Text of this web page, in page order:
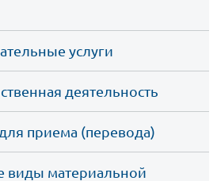
услуги
деятельность
приема (перевода)
виды материальной